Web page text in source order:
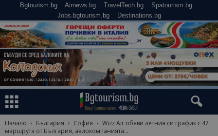
Bgtourism.bg Airnews.bg TravelTech.bg
Spatourism.bg
Jobs.bgtourism.bg
Destinations.bg
Начало България София
Wizz Air обяви летния си график с 47
маршрута от България, авиокомпанията...